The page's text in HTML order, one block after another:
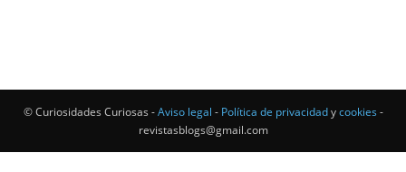
© Curiosidades Curiosas -Aviso legal - Política de privacidadycookies -
revistasblogs@gmail.com